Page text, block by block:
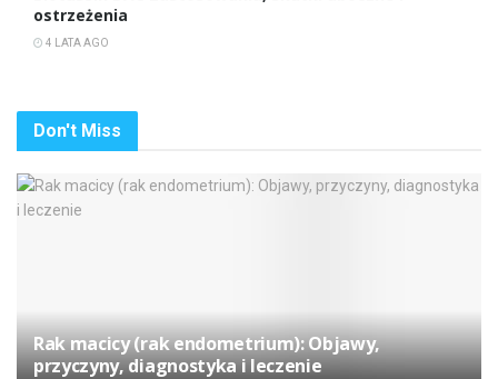
ostrzeżenia
4 LATA AGO
Don't Miss
Rak macicy (rak endometrium): Objawy,
przyczyny, diagnostyka i leczenie